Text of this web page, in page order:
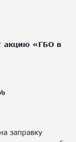
акцию «ГБО в
заправку